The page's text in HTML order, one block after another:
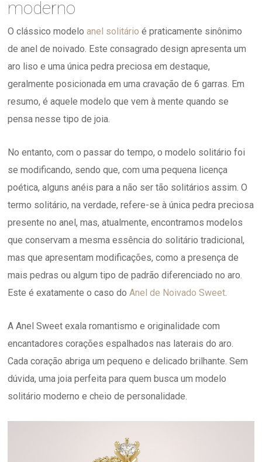
moderno
O clássico modeloanel solitário é praticamente sinônimo
de anel de noivado. Este consagrado design apresenta um
aro liso e uma única pedra preciosa em destaque,
geralmente posicionada em uma cravação de 6 garras. Em
resumo, é aquele modelo que vem à mente quando se
pensa nesse tipo de joia.
No entanto, com o passar do tempo, o modelo solitário foi
se modificando, sendo que, com uma pequena licença
poética, alguns anéis para a não ser tão solitários assim. O
termo solitário, na verdade, refere-se à única pedra preciosa
presente no anel, mas, atualmente, encontramos modelos
que conservam a mesma essência do solitário tradicional,
mas que apresentam modificações, como a presença de
mais pedras ou algum tipo de padrão diferenciado no aro.
Este é exatamente o caso doAnel de Noivado Sweet.
A Anel Sweet exala romantismo e originalidade com
encantadores corações espalhados nas laterais do aro.
Cada coração abriga um pequeno e delicado brilhante. Sem
dúvida, uma joia perfeita para quem busca um modelo
solitário moderno e cheio de personalidade.